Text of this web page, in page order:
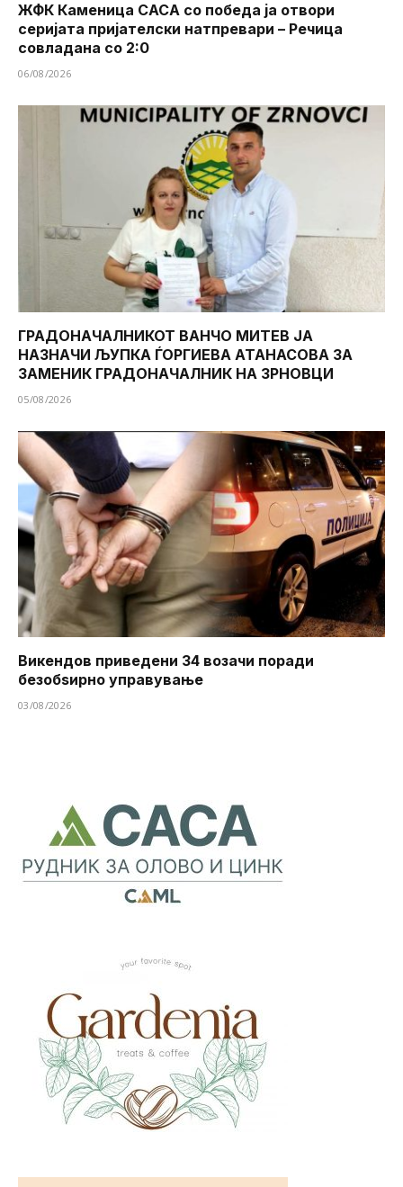
ЖФК Каменица САСА со победа ја отвори
серијата пријателски натпревари – Речица
совладана со 2:0
06/08/2026
ГРАДОНАЧАЛНИКОТ ВАНЧО МИТЕВ ЈА
НАЗНАЧИ ЉУПКА ЃОРГИЕВА АТАНАСОВА ЗА
ЗАМЕНИК ГРАДОНАЧАЛНИК НА ЗРНОВЦИ
05/08/2026
Викендов приведени 34 возачи поради
безобѕирно управување
03/08/2026